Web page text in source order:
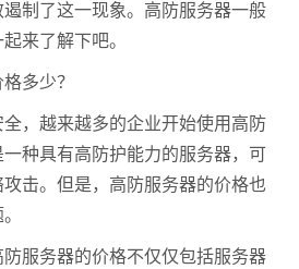
制了这一现象。高防服务器一般
来了解下吧。
多少？
越来越多的企业开始使用高防
种具有高防护能力的服务器，可
击。但是，高防服务器的价格也
务器的价格不仅仅包括服务器